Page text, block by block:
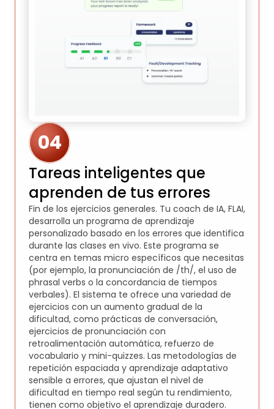
04
Tareas inteligentes que
aprenden de tus errores
Fin de los ejercicios generales. Tu coach de IA, FLAI,
desarrolla un programa de aprendizaje
personalizado basado en los errores que identifica
durante las clases en vivo. Este programa se
centra en temas micro específicos que necesitas
(por ejemplo, la pronunciación de /th/, el uso de
phrasal verbs o la concordancia de tiempos
verbales). El sistema te ofrece una variedad de
ejercicios con un aumento gradual de la
dificultad, como prácticas de conversación,
ejercicios de pronunciación con
retroalimentación automática, refuerzo de
vocabulario y mini-quizzes. Las metodologías de
repetición espaciada y aprendizaje adaptativo
sensible a errores, que ajustan el nivel de
dificultad en tiempo real según tu rendimiento,
tienen como objetivo el aprendizaje duradero.